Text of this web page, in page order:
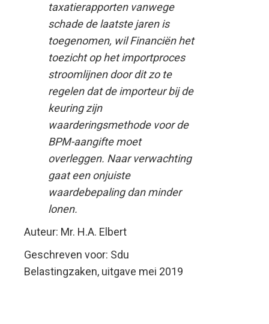
taxatierapporten vanwege
schade de laatste jaren is
toegenomen, wil Financiën het
toezicht op het importproces
stroomlijnen door dit zo te
regelen dat de importeur bij de
keuring zijn
waarderingsmethode voor de
BPM-aangifte moet
overleggen. Naar verwachting
gaat een onjuiste
waardebepaling dan minder
lonen.
Auteur: Mr. H.A. Elbert
Geschreven voor: Sdu
Belastingzaken, uitgave mei 2019